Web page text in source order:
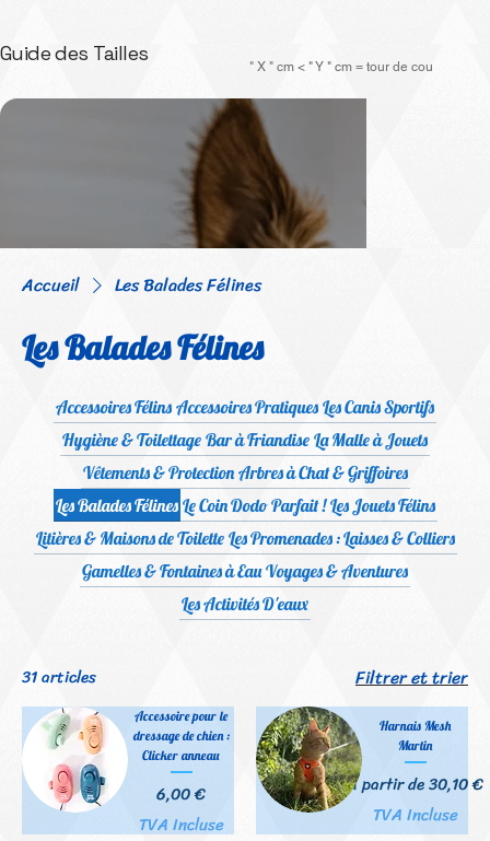
" X " cm < " Y " cm = tour de cou
Accueil Les Balades Félines
Les Balades Félines
Accessoires Félins Accessoires Pratiques Les Canis Sportifs
Hygiène & Toilettage Bar à Friandise La Malle à Jouets
Vêtements & Protection Arbres à Chat & Griffoires
Les Balades Félines Le Coin Dodo Parfait ! Les Jouets Félins
Litières & Maisons de Toilette Les Promenades : Laisses & Colliers
Gamelles & Fontaines à Eau Voyages & Aventures
Les Activités D'eaux
31 articles Filtrer et trier
Accessoire pour le
dressage de chien :
Clicker anneau
Prix
6,00 €
TVA Incluse
Harnais Mesh
Martin
À partir de30,10 €
Prix promotionnel
TVA Incluse
Guide des Tailles
18 - 25 cm - XS
Chiots, Yorkshire de petit taille, Chihuahua de petit taille